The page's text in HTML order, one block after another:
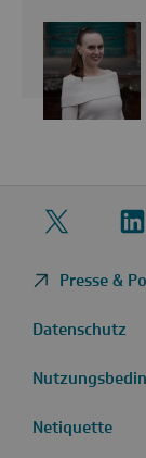
Twitter
Presse &
Datenschutz
Netiquette